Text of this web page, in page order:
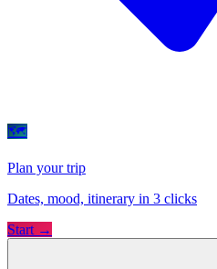
🗺
Plan your trip
Dates, mood, itinerary in 3 clicks
Start →